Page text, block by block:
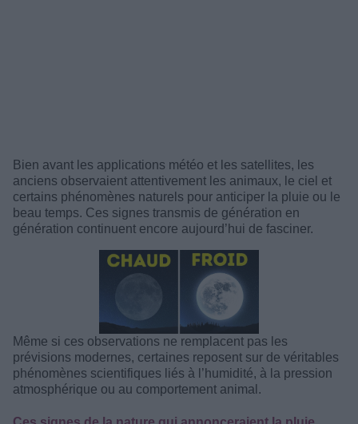
Bien avant les applications météo et les satellites, les
anciens observaient attentivement les animaux, le ciel et
certains phénomènes naturels pour anticiper la pluie ou le
beau temps. Ces signes transmis de génération en
génération continuent encore aujourd’hui de fasciner.
Même si ces observations ne remplacent pas les
prévisions modernes, certaines reposent sur de véritables
phénomènes scientifiques liés à l’humidité, à la pression
atmosphérique ou au comportement animal.